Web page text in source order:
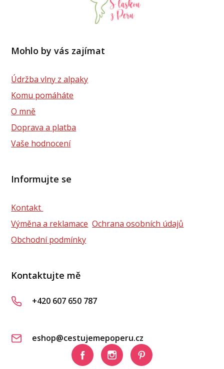
Mohlo by vás zajímat
Údržba vlny z alpaky
Komu pomáháte
O mně
Doprava a platba
Vaše hodnocení
Informujte se
Kontakt
Výměna a reklamace Ochrana osobních údajů
Obchodní podmínky
Kontaktujte mě
+420 607 650 787
eshop@cestujemepoperu.cz